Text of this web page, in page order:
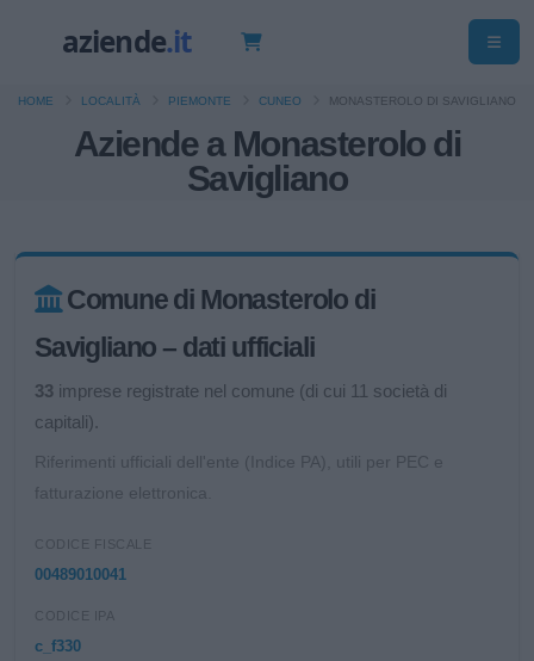
Aziende a Monasterolo di
Savigliano
HOME LOCALITÀ PIEMONTE CUNEO MONASTEROLO DI SAVIGLIANO
Comune di Monasterolo di
Savigliano – dati ufficiali
33 imprese registrate nel comune (di cui 11 società di
capitali).
Riferimenti ufficiali dell'ente (Indice PA), utili per PEC e
fatturazione elettronica.
CODICE FISCALE
00489010041
CODICE IPA
c_f330